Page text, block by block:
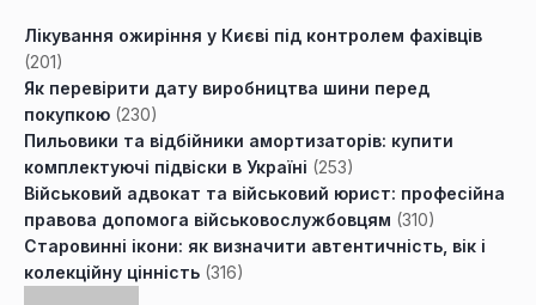
Лікування ожиріння у Києві під контролем фахівців
(201)
Як перевірити дату виробництва шини перед
покупкою (230)
Пильовики та відбійники амортизаторів: купити
комплектуючі підвіски в Україні (253)
Військовий адвокат та військовий юрист: професійна
правова допомога військовослужбовцям (310)
Старовинні ікони: як визначити автентичність, вік і
колекційну цінність (316)